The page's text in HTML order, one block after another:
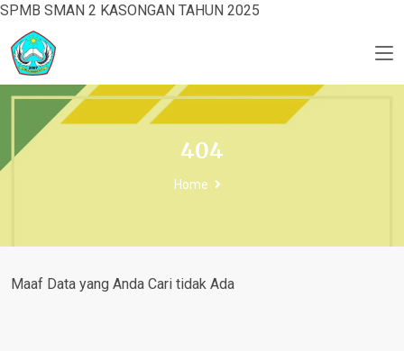
SPMB SMAN 2 KASONGAN TAHUN 2025
404
Home
Maaf Data yang Anda Cari tidak Ada